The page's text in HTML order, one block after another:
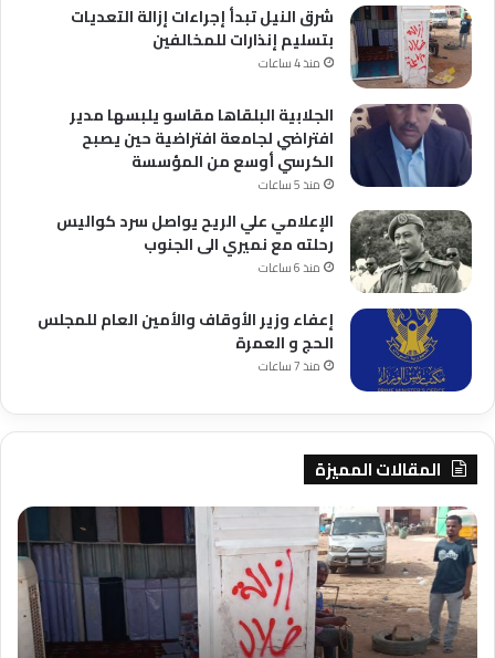
شرق النيل تبدأ إجراءات إزالة التعديات
بتسليم إنذارات للمخالفين
منذ 4 ساعات
الجلابية البلقاها مقاسو يلبسها ​مدير
افتراضي لجامعة افتراضية حين يصبح
الكرسي أوسع من المؤسسة
منذ 5 ساعات
الإعلامي علي الريح يواصل سرد كواليس
رحلته مع نميري الى الجنوب
منذ 6 ساعات
إعفاء وزير الأوقاف والأمين العام للمجلس
الحج و العمرة
منذ 7 ساعات
المقالات المميزة
شرق
النيل
تبدأ
إجراءات
إزالة
التعديات